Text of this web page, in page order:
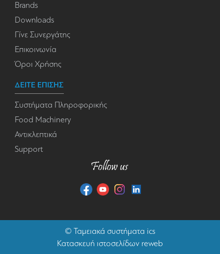
Brands
Downloads
Γίνε Συνεργάτης
Επικοινωνία
Όροι Χρήσης
ΔΕΙΤΕ ΕΠΙΣΗΣ
Συστήματα Πληροφορικής
Food Machinery
Αντικλεπτικά
Support
© Ταμειακά συστήματα ics
Κατασκευή ιστοσελίδων reweb